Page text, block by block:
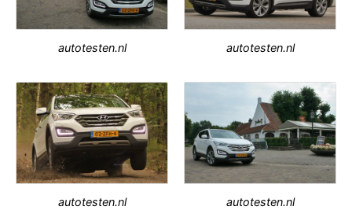
autotesten.nl autotesten.nl
autotesten.nl autotesten.nl